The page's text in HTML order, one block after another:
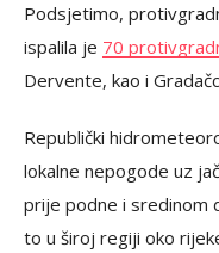
Podsjetimo,
ispalila je 70
Dervente, kao i
Republički
lokalne nepogode uz
prije podne i sredinom
to u široj regiji oko